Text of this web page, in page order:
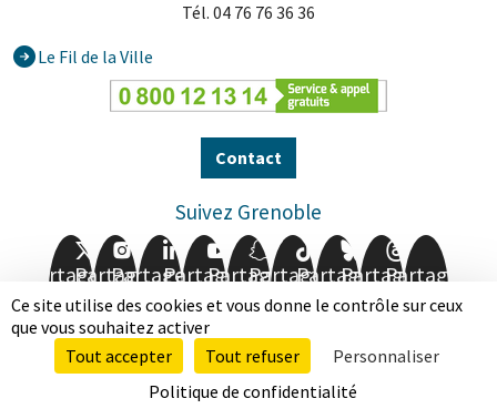
Ce site utilise des cookies et vous donne le contrôle sur ceux
que vous souhaitez activer
Tout accepter
Tout refuser
Personnaliser
Politique de confidentialité
Tél. 04 76 76 36 36
Le Fil de la Ville
Contact
Suivez Grenoble
Partager
sur
Facebook
Partager
sur
Twitter
Partager
sur
Instagram
Partager
sur
LinkedIn
Partager
sur
Youtube
Partager
sur
Partager
sur
Partager
sur
Partager
sur
Mentions légalesDonnées personnelles
Accessibilité totalement conforme